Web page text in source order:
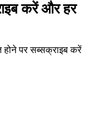
करें और हर
पर सब्सक्राइब करें